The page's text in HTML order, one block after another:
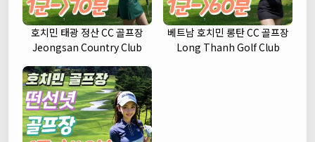
호치민 태광 정산 CC 골프장
Jeongsan Country Club
베트남 호치민 롱탄 CC 골프장
Long Thanh Golf Club